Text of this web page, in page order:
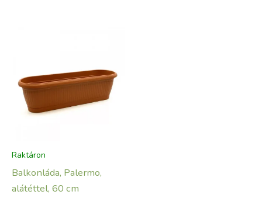
Raktáron
Balkonláda, Palermo,
alátéttel, 60 cm